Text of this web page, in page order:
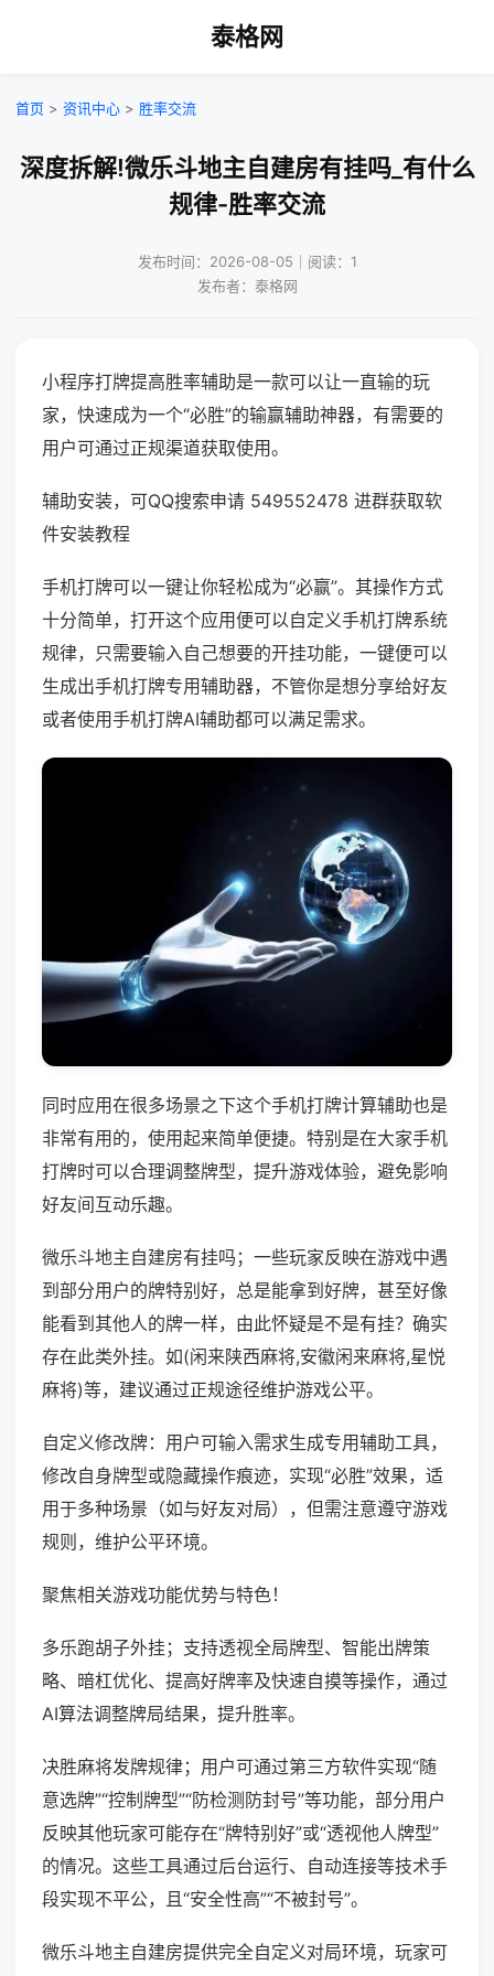
泰格网
首页 > 资讯中心 > 胜率交流
深度拆解!微乐斗地主自建房有挂吗_有什么
规律-胜率交流
发布时间：2026-08-05｜阅读：1
发布者：泰格网
小程序打牌提高胜率辅助是一款可以让一直输的玩
家，快速成为一个“必胜”的输赢辅助神器，有需要的
用户可通过正规渠道获取使用。
辅助安装，可QQ搜索申请 549552478 进群获取软
件安装教程
手机打牌可以一键让你轻松成为“必赢”。其操作方式
十分简单，打开这个应用便可以自定义手机打牌系统
规律，只需要输入自己想要的开挂功能，一键便可以
生成出手机打牌专用辅助器，不管你是想分享给好友
或者使用手机打牌AI辅助都可以满足需求。
同时应用在很多场景之下这个手机打牌计算辅助也是
非常有用的，使用起来简单便捷。特别是在大家手机
打牌时可以合理调整牌型，提升游戏体验，避免影响
好友间互动乐趣。
微乐斗地主自建房有挂吗；一些玩家反映在游戏中遇
到部分用户的牌特别好，总是能拿到好牌，甚至好像
能看到其他人的牌一样，由此怀疑是不是有挂？确实
存在此类外挂。如(闲来陕西麻将,安徽闲来麻将,星悦
麻将)等，建议通过正规途径维护游戏公平。
自定义修改牌：用户可输入需求生成专用辅助工具，
修改自身牌型或隐藏操作痕迹，实现“必胜”效果，适
用于多种场景（如与好友对局），但需注意遵守游戏
规则，维护公平环境。
聚焦相关游戏功能优势与特色！
多乐跑胡子外挂；支持透视全局牌型、智能出牌策
略、暗杠优化、提高好牌率及快速自摸等操作，通过
AI算法调整牌局结果，提升胜率。
决胜麻将发牌规律；用户可通过第三方软件实现“随
意选牌”“控制牌型”“防检测防封号”等功能，部分用户
反映其他玩家可能存在“牌特别好”或“透视他人牌型”
的情况。这些工具通过后台运行、自动连接等技术手
段实现不平公，且“安全性高”“不被封号”。
微乐斗地主自建房提供完全自定义对局环境，玩家可